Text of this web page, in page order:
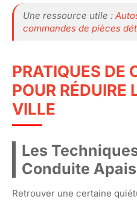
Une ressource utile :
commandes de pièces
PRATIQUES DE
POUR RÉDUIRE
VILLE
Les
Conduite
Retrouver une certaine